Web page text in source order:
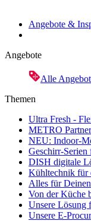
Angebote &
Angebote
Alle
Themen
Ultra Fresh -
METRO
NEU: Indoor-
Geschirr-Serien
DISH digitale
Kühltechnik für
Alles für
Von der Küche
Unsere Lösung
Unsere E-